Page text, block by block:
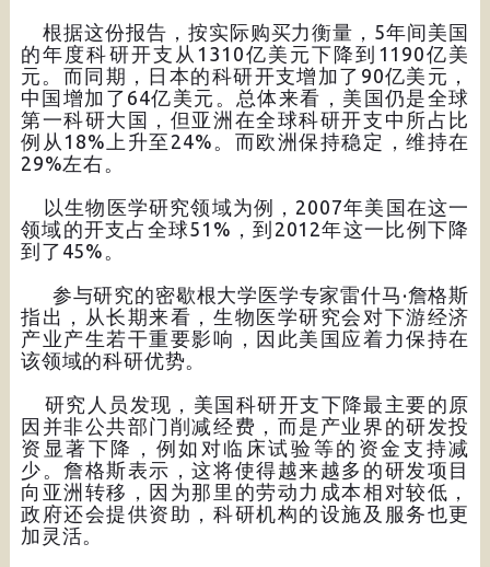
根据这份报告，按实际购买力衡量，5年间美国
的年度科研开支从1310亿美元下降到1190亿美
元。而同期，日本的科研开支增加了90亿美元，
中国增加了64亿美元。总体来看，美国仍是全球
第一科研大国，但亚洲在全球科研开支中所占比
例从18%上升至24%。而欧洲保持稳定，维持在
29%左右。
以生物医学研究领域为例，2007年美国在这一
领域的开支占全球51%，到2012年这一比例下降
到了45%。
参与研究的密歇根大学医学专家雷什马·詹格斯
指出，从长期来看，生物医学研究会对下游经济
产业产生若干重要影响，因此美国应着力保持在
该领域的科研优势。
研究人员发现，美国科研开支下降最主要的原
因并非公共部门削减经费，而是产业界的研发投
资显著下降，例如对临床试验等的资金支持减
少。詹格斯表示，这将使得越来越多的研发项目
向亚洲转移，因为那里的劳动力成本相对较低，
政府还会提供资助，科研机构的设施及服务也更
加灵活。